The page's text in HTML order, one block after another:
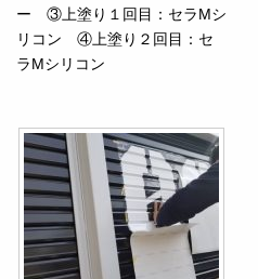
ー ③上塗り１回目：セラMシ
リコン ④上塗り２回目：セ
ラMシリコン